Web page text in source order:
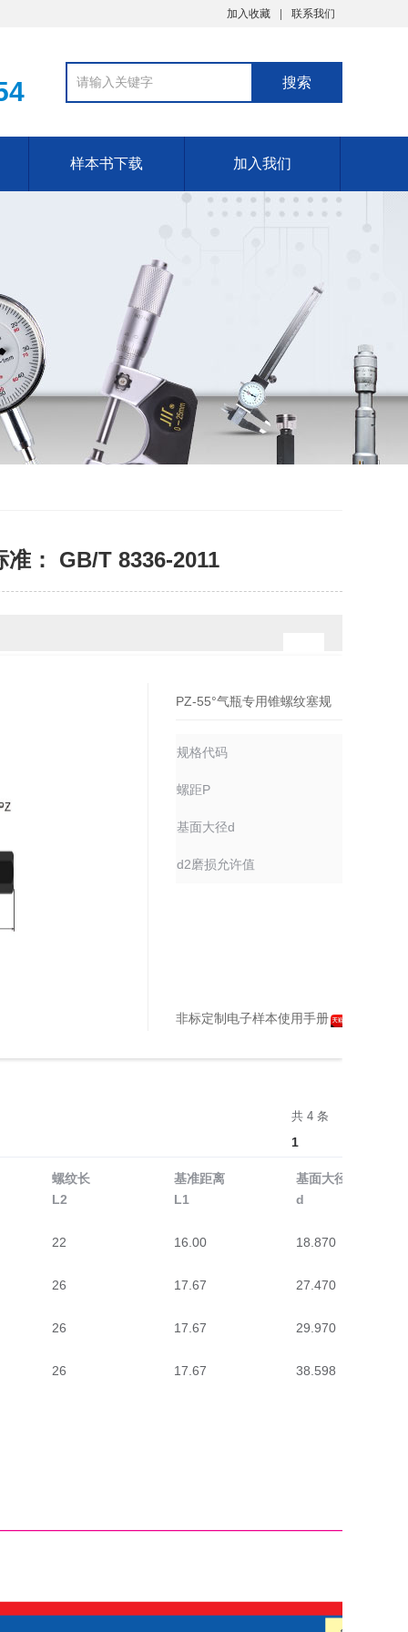
加入收藏 联系我们
样本书下载 加入我们
： GB/T 8336-2011
PZ-55°气瓶专用锥螺纹塞规
规格代码
螺距P
基面大径d
d2磨损允许值
非标定制电子样本使用手册
共 4 条
1
螺纹长
L2
基准距离
L1
基面大径
d
22 16.00 18.870
26 17.67 27.470
26 17.67 29.970
26 17.67 38.598